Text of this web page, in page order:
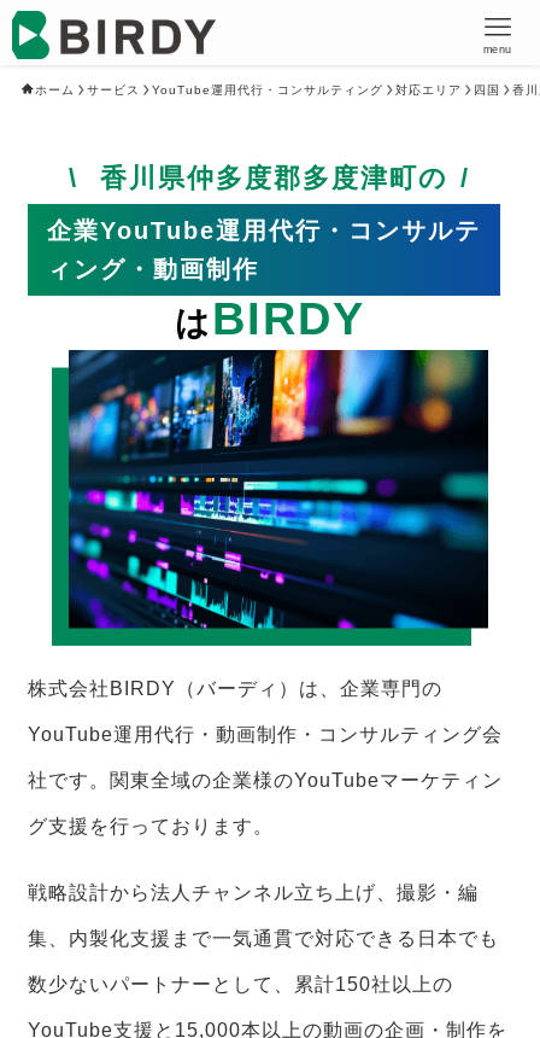
menu
ホーム サービス YouTube運用代行・コンサルティング 対応エリア 四国 香
香川県仲多度郡多度津町の
企業YouTube運用代行・コンサルテ
ィング・動画制作
はBIRDY
株式会社BIRDY（バーディ）は、企業専門の
YouTube運用代行・動画制作・コンサルティング会
社です。関東全域の企業様のYouTubeマーケティン
グ支援を行っております。
戦略設計から法人チャンネル立ち上げ、撮影・編
集、内製化支援まで一気通貫で対応できる日本でも
数少ないパートナーとして、累計150社以上の
YouTube支援と15,000本以上の動画の企画・制作を